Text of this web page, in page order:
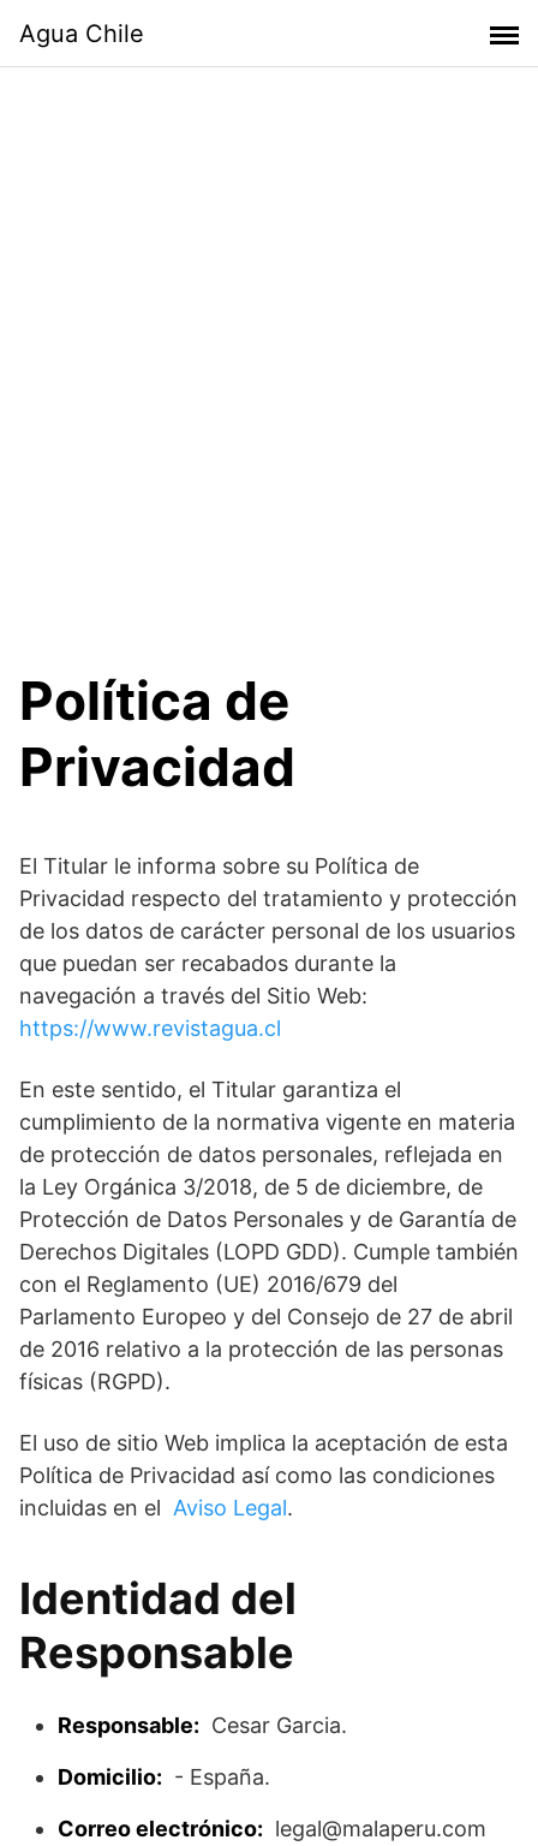
content
Agua Chile
Política de
Privacidad
El Titular le informa sobre su Política de
Privacidad respecto del tratamiento y protección
de los datos de carácter personal de los usuarios
que puedan ser recabados durante la
navegación a través del Sitio Web:
https://www.revistagua.cl
En este sentido, el Titular garantiza el
cumplimiento de la normativa vigente en materia
de protección de datos personales, reflejada en
la Ley Orgánica 3/2018, de 5 de diciembre, de
Protección de Datos Personales y de Garantía de
Derechos Digitales (LOPD GDD). Cumple también
con el Reglamento (UE) 2016/679 del
Parlamento Europeo y del Consejo de 27 de abril
de 2016 relativo a la protección de las personas
físicas (RGPD).
El uso de sitio Web implica la aceptación de esta
Política de Privacidad así como las condiciones
incluidas en el Aviso Legal.
Identidad del
Responsable
Responsable: Cesar Garcia.
Domicilio: - España.
Correo electrónico: legal@malaperu.com